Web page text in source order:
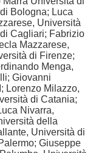
Bologna; Luca
Università
Cagliari; Fabrizio
Mazzarese,
di Firenze;
Menga,
Giovanni
Lorenzo Milazzo,
di Catania;
Nivarra,
della
Università di
Giuseppe